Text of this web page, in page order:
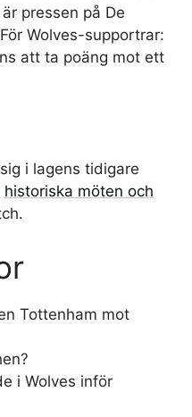
pressen på De
Wolves-supportrar:
att ta poäng mot ett
i lagens tidigare
historiska möten och
Tottenham mot
i Wolves inför